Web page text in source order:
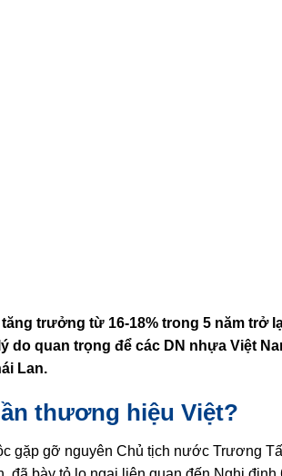
trưởng từ 16-18% trong 5 năm trở
do quan trọng để các DN nhựa Việt
Lan.
thương hiệu Việt?
gặp gỡ nguyên Chủ tịch nước Trương